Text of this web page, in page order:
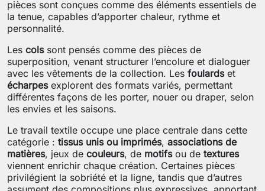
pièces sont conçues comme des éléments essentiels de
la tenue, capables d’apporter chaleur, rythme et
personnalité.
Les colssont pensés comme des pièces de
superposition, venant structurer l’encolure et dialoguer
avec les vêtements de la collection. Les foulardset
écharpesexplorent des formats variés, permettant
différentes façons de les porter, nouer ou draper, selon
les envies et les saisons.
Le travail textile occupe une place centrale dans cette
catégorie : tissus unis ou imprimés, associations de
matières, jeux de couleurs, de motifsou de textures
viennent enrichir chaque création. Certaines pièces
privilégient la sobriété et la ligne, tandis que d’autres